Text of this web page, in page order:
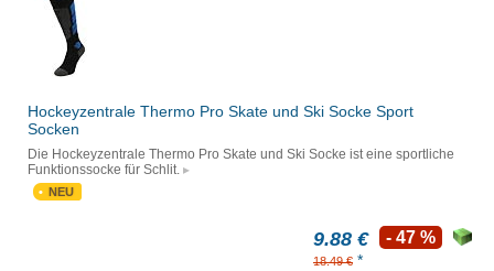
Hockeyzentrale Thermo Pro Skate und Ski Socke Sport
Socken
Die Hockeyzentrale Thermo Pro Skate und Ski Socke ist eine sportliche
Funktionssocke für Schlit.
NEU
9.88 €
18.49 € *
- 47 %